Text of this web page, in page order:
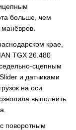
больше, чем
крае,
TGX 26.480
сцепным
и датчиками
на оси
выполнить
поворотным